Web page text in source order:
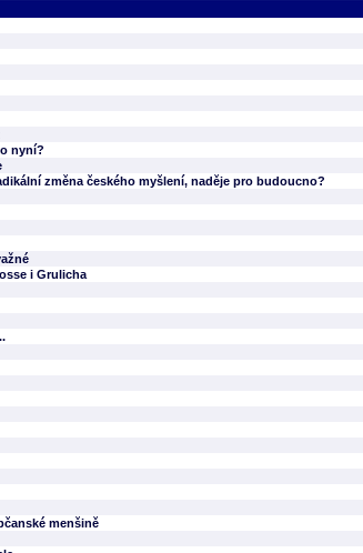
nyní?
změna českého myšlení, naděje pro budoucno?
i Grulicha
menšině